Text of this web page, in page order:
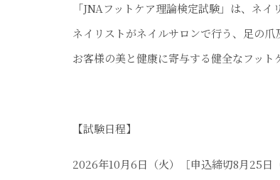
「JNAフットケア理論検定試験」は、ネ
ネイリストがネイルサロンで行う、足の爪
お客様の美と健康に寄与する健全なフット
【試験日程】
2026年10月6日（火）［申込締切8月25日